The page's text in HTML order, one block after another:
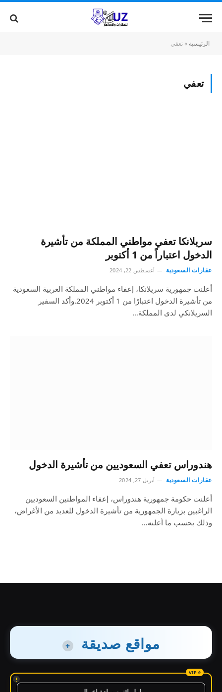
الرئيسية »تعفي
تعفي
سريلانكا تعفي مواطني المملكة من تأشيرة
الدخول اعتباراً من 1 أكتوبر
عقارات السعودية أغسطس 22, 2024
أعلنت جمهورية سريلانكا، إعفاء مواطني المملكة العربية السعودية
من تأشيرة الدخول اعتبارًا من 1 أكتوبر 2024.وأكد السفير
السريلانكي لدى المملكة…
هندوراس تعفي السعوديين من تأشيرة الدخول
عقارات السعودية أبريل 27, 2024
أعلنت حكومة جمهورية هندوراس، إعفاء المواطنين السعوديين
الراغبين بزيارة الجمهورية من تأشيرة الدخول للعديد من الأغراض،
وذلك بحسب ما أعلنه…
مواقع صديقة +
!